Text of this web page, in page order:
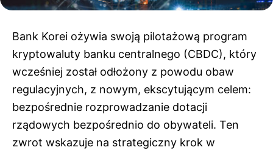
Bank Korei ożywia swoją pilotażową program
kryptowaluty banku centralnego (CBDC), który
wcześniej został odłożony z powodu obaw
regulacyjnych, z nowym, ekscytującym celem:
bezpośrednie rozprowadzanie dotacji
rządowych bezpośrednio do obywateli. Ten
zwrot wskazuje na strategiczny krok w